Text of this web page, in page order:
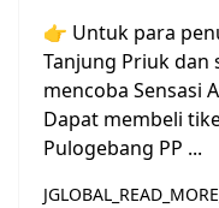
👉 Untuk para
Tanjung Priuk dan
mencoba Sensasi
Dapat membeli
Pulogebang PP ...